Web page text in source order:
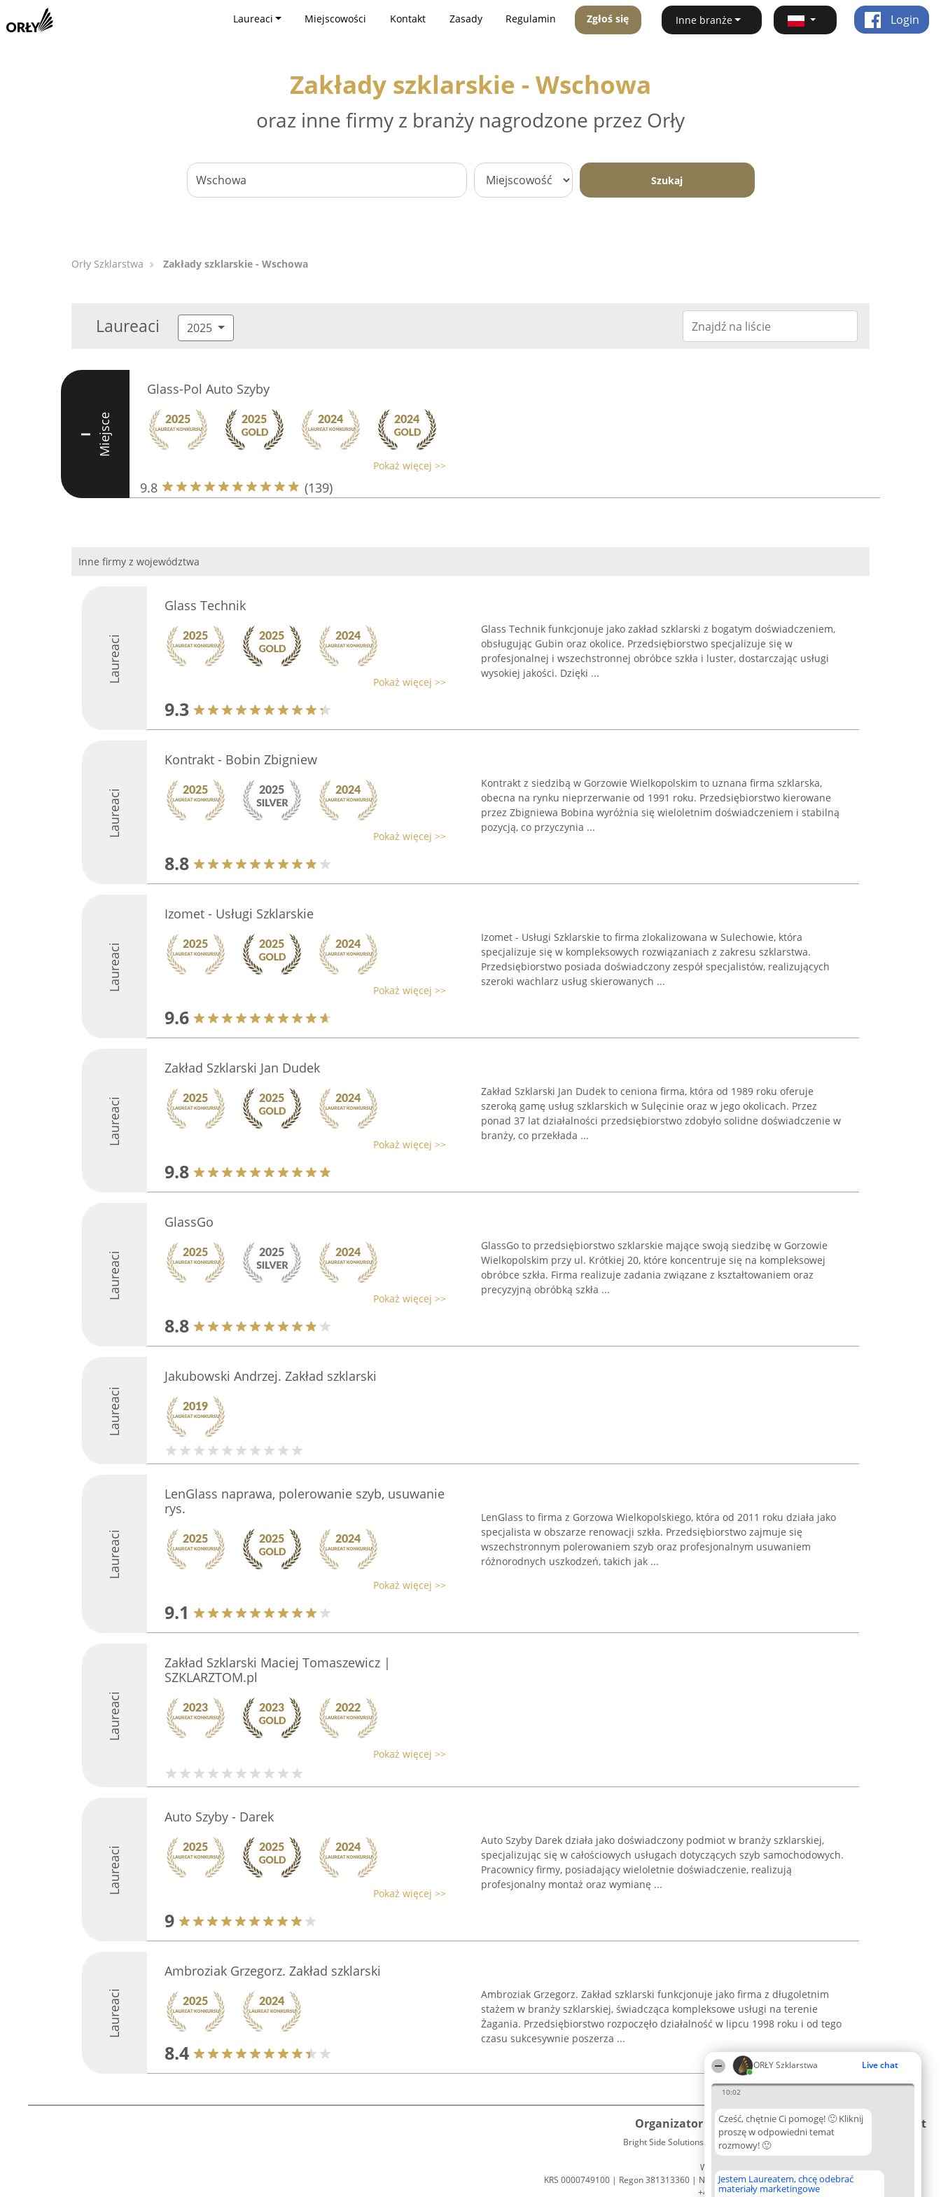
ORŁY Szklarstwa Live chat
10:02
Cześć, chętnie Ci pomogę! 🙂 Kliknij
proszę w odpowiedni temat
rozmowy! 🙂
Jestem Laureatem, chcę odebrać
materiały marketingowe
Laureaci Miejscowości Kontakt Zasady Regulamin Zgłoś się Inne branże Login
Zakłady szklarskie - Wschowa
oraz inne firmy z branży nagrodzone przez Orły
Szukaj
Orły Szklarstwa Zakłady szklarskie - Wschowa
Laureaci 2025
I Miejsce
Glass-Pol Auto Szyby
Pokaż więcej >>
9.8 (139)
Inne firmy z województwa
Laureaci
Glass Technik
Pokaż więcej >>
9.3
Glass Technik funkcjonuje jako zakład szklarski z bogatym doświadczeniem,
obsługując Gubin oraz okolice. Przedsiębiorstwo specjalizuje się w
profesjonalnej i wszechstronnej obróbce szkła i luster, dostarczając usługi
wysokiej jakości. Dzięki ...
Laureaci
Kontrakt - Bobin Zbigniew
Pokaż więcej >>
8.8
Kontrakt z siedzibą w Gorzowie Wielkopolskim to uznana firma szklarska,
obecna na rynku nieprzerwanie od 1991 roku. Przedsiębiorstwo kierowane
przez Zbigniewa Bobina wyróżnia się wieloletnim doświadczeniem i stabilną
pozycją, co przyczynia ...
Laureaci
Izomet - Usługi Szklarskie
Pokaż więcej >>
9.6
Izomet - Usługi Szklarskie to firma zlokalizowana w Sulechowie, która
specjalizuje się w kompleksowych rozwiązaniach z zakresu szklarstwa.
Przedsiębiorstwo posiada doświadczony zespół specjalistów, realizujących
szeroki wachlarz usług skierowanych ...
Laureaci
Zakład Szklarski Jan Dudek
Pokaż więcej >>
9.8
Zakład Szklarski Jan Dudek to ceniona firma, która od 1989 roku oferuje
szeroką gamę usług szklarskich w Sulęcinie oraz w jego okolicach. Przez
ponad 37 lat działalności przedsiębiorstwo zdobyło solidne doświadczenie w
branży, co przekłada ...
Laureaci
GlassGo
Pokaż więcej >>
8.8
GlassGo to przedsiębiorstwo szklarskie mające swoją siedzibę w Gorzowie
Wielkopolskim przy ul. Krótkiej 20, które koncentruje się na kompleksowej
obróbce szkła. Firma realizuje zadania związane z kształtowaniem oraz
precyzyjną obróbką szkła ...
Laureaci
Jakubowski Andrzej. Zakład szklarski
Laureaci
LenGlass naprawa, polerowanie szyb, usuwanie
rys.
Pokaż więcej >>
9.1
LenGlass to firma z Gorzowa Wielkopolskiego, która od 2011 roku działa jako
specjalista w obszarze renowacji szkła. Przedsiębiorstwo zajmuje się
wszechstronnym polerowaniem szyb oraz profesjonalnym usuwaniem
różnorodnych uszkodzeń, takich jak ...
Laureaci
Zakład Szklarski Maciej Tomaszewicz |
SZKLARZTOM.pl
Pokaż więcej >>
Laureaci
Auto Szyby - Darek
Pokaż więcej >>
9
Auto Szyby Darek działa jako doświadczony podmiot w branży szklarskiej,
specjalizując się w całościowych usługach dotyczących szyb samochodowych.
Pracownicy firmy, posiadający wieloletnie doświadczenie, realizują
profesjonalny montaż oraz wymianę ...
Laureaci
Ambroziak Grzegorz. Zakład szklarski
8.4
Ambroziak Grzegorz. Zakład szklarski funkcjonuje jako firma z długoletnim
stażem w branży szklarskiej, świadcząca kompleksowe usługi na terenie
Żagania. Przedsiębiorstwo rozpoczęło działalność w lipcu 1998 roku i od tego
czasu sukcesywnie poszerza ...
Organizator plebiscytu
Bright Side Solutions sp. z o. o. sp. k.
ul. Ruska 22
Wrocław 50-079
KRS 0000749100 | Regon 381313360 | NIP 8943132676
+48 508 492 400
Plebiscyt
Lista
Laureatów
Zasady
Kontakt